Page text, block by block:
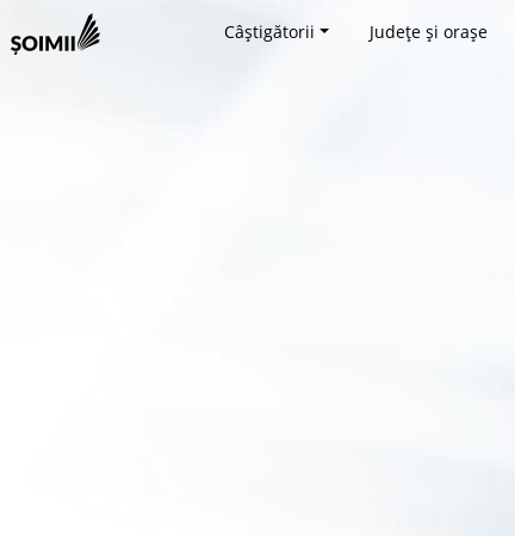
Câștigătorii Județe și orașe